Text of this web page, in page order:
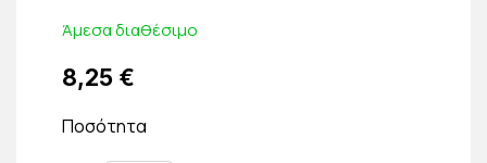
Άμεσα διαθέσιμο
8,25 €
Ποσότητα